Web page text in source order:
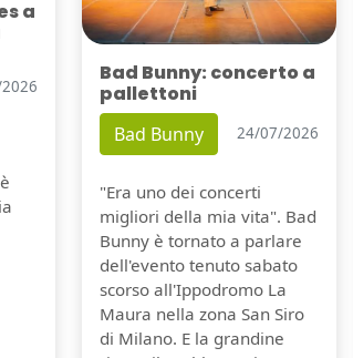
a
Bad Bunny: concerto a
pallettoni
Bad Bunny 24/07/2026
"Era uno dei concerti
migliori della mia vita". Bad
Bunny è tornato a parlare
dell'evento tenuto sabato
scorso all'Ippodromo La
Maura nella zona San Siro
di Milano. E la grandine